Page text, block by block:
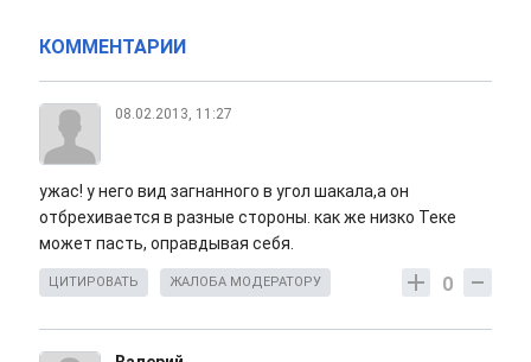
КОММЕНТАРИИ
08.02.2013, 11:27
ужас! у него вид загнанного в угол шакала,а он
отбрехивается в разные стороны. как же низко Теке
может пасть, оправдывая себя.
0
ЦИТИРОВАТЬ ЖАЛОБА МОДЕРАТОРУ